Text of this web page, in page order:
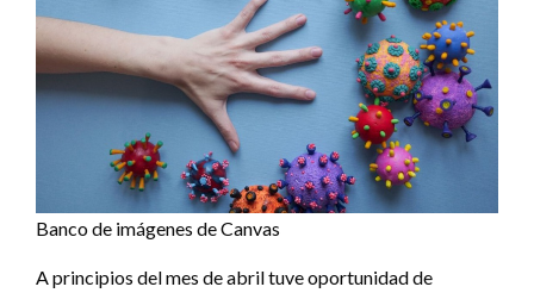
Banco de imágenes de Canvas
A principios del mes de abril tuve oportunidad de